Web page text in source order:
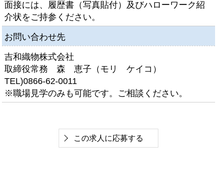
面接には、履歴書（写真貼付）及びハローワーク紹
介状をご持参ください。
お問い合わせ先
吉和織物株式会社
取締役常務 森 恵子（モリ ケイコ）
TEL)0866-62-0011
※職場見学のみも可能です。ご相談ください。
この求人に応募する